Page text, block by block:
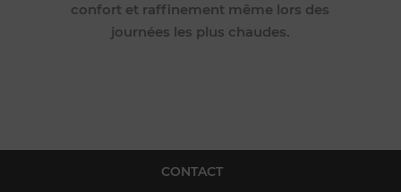
confort et raffinement même lors des
journées les plus chaudes.
CONTACT